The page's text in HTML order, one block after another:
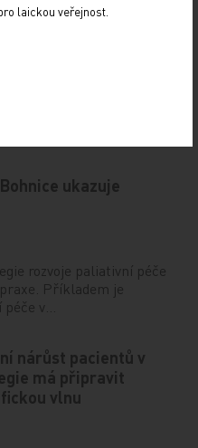
ukazuje
rozvoje paliativní péče
Příkladem je
v…
nárůst pacientů v
má připravit
vlnu
laickou veřejnost.